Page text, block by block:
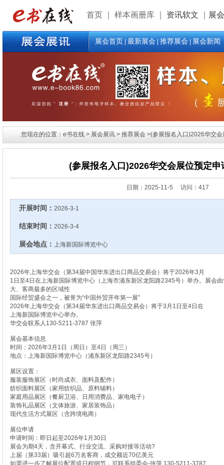
首页 样本画册库 资讯软文 展
展会首页|最新展会|推荐展会|展会新闻
您现在的位置：e书在线 > 展会展讯 > 推荐展会 >(参展报名入口)2026华交会
(参展报名入口)2026华交会展位预定申
日期： 2025-11-5 访问：417
开展时间： 2026-3-1
结束时间： 2026-3-4
展会地点： 上海新国际博览中心
2026年上海华交会（第34届中国华东进出口商品交易会）将于2026年3月
1日至4日在上海新国际博览中心（上海市浦东新区龙阳路2345号）举办。展会
大、客商最多的区域性
国际经贸盛会之一，被誉为“中国外贸开年第一展”
2026年上海华交会（第34届华东进出口商品交易会）将于3月1日至4日在
上海新国际博览中心举办。
华交会联系人130-5211-3787 张萍
展会基本信息
时间：2026年3月1日（周日）至4日（周三）
地点：上海新国际博览中心（浦东新区龙阳路2345号）
展区设置：
服装服饰展区（时尚成衣、面料及配件）
纺织面料展区（家用纺织品、原料辅料）
家庭用品展区（餐厨卫浴、日用消费品、家电电子）
装饰礼品展区（文体旅游、家居装饰品）
现代生活方式展区（含跨境电商）
展位申请
申请时间：即日起至2026年1月30日
展会为期4天，含开幕式、行业交流、采购对接等活动?
上届（第33届）吸引超6万名客商，成交额近70亿美元
如需进一步了解展位配置或日程细节，可联系组委会-张萍 130-5211-3787